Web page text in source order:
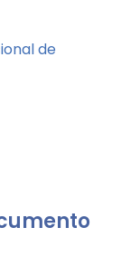
de